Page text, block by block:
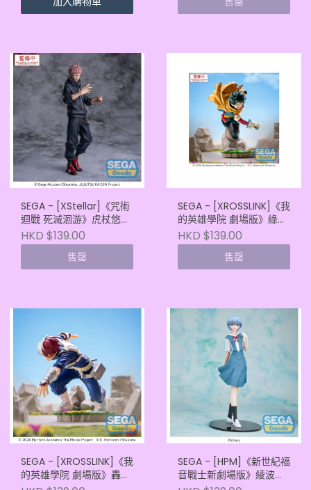
SEGA - [XStellar]《咒術
迴戰 死滅洄游》虎杖悠仁
(4582733463339)
HKD $139.00
售罄
SEGA - [XROSSLINK]《我
的英雄學院 劇場版》綠谷
出久 Vol.2
(4582733463346)
HKD $139.00
售罄
SEGA - [XROSSLINK]《我
的英雄學院 劇場版》轟焦
SEGA - [HPM]《新世紀福
音戰士新劇場版》綾波麗